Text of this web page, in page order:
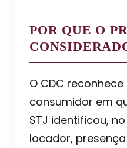
POR QUE O
O CDC
consumidor em
STJ identificou,
locador,